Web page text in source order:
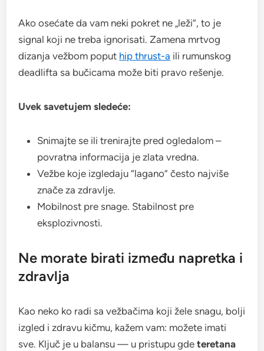
Ako osećate da vam neki pokret ne „leži“, to je
signal koji ne treba ignorisati. Zamena mrtvog
dizanja vežbom poput hip thrust-a ili rumunskog
deadlifta sa bučicama može biti pravo rešenje.
Uvek savetujem sledeće:
Snimajte se ili trenirajte pred ogledalom –
povratna informacija je zlata vredna.
Vežbe koje izgledaju “lagano” često najviše
znače za zdravlje.
Mobilnost pre snage. Stabilnost pre
eksplozivnosti.
Ne morate birati između napretka i
zdravlja
Kao neko ko radi sa vežbačima koji žele snagu, bolji
izgled i zdravu kičmu, kažem vam: možete imati
sve. Ključ je u balansu — u pristupu gdeteretana